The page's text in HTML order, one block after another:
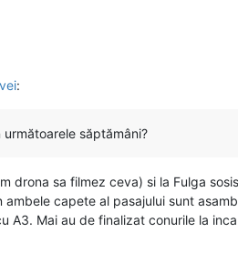
:
săptămâni?
drona sa filmez ceva) si la Fulga
capete al pasajului sunt
A3. Mai au de finalizat conurile la